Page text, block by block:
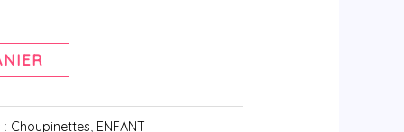
: Choupinettes, ENFANT